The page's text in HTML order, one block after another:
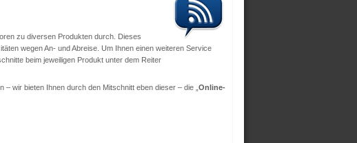
zu diversen Produkten durch. Dieses
wegen An- und Abreise. Um Ihnen einen weiteren Service
beim jeweiligen Produkt unter dem Reiter
wir bieten Ihnen durch den Mitschnitt eben dieser – die „ Online-